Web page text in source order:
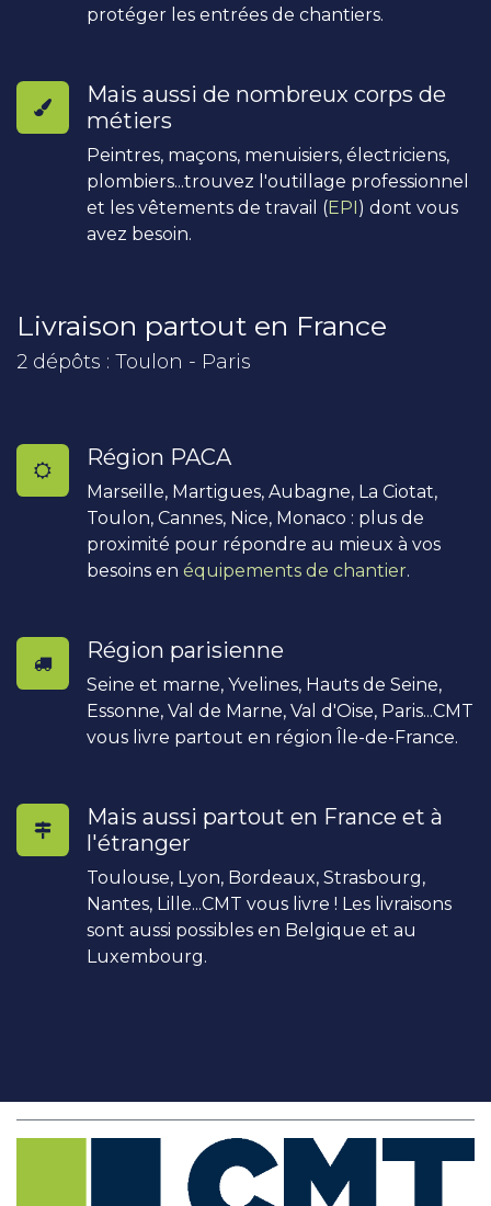
protéger les entrées de chantiers.
Mais aussi de nombreux corps de
métiers
Peintres, maçons, menuisiers, électriciens,
plombiers...trouvez l'outillage professionnel
et les vêtements de travail (EPI) dont vous
avez besoin.
Livraison partout en France
2 dépôts : Toulon - Paris
Région PACA
Marseille, Martigues, Aubagne, La Ciotat,
Toulon, Cannes, Nice, Monaco : plus de
proximité pour répondre au mieux à vos
besoins en équipements de chantier.
Région parisienne
Seine et marne, Yvelines, Hauts de Seine,
Essonne, Val de Marne, Val d'Oise, Paris...CMT
vous livre partout en région Île-de-France.
Mais aussi partout en France et à
l'étranger
Toulouse, Lyon, Bordeaux, Strasbourg,
Nantes, Lille...CMT vous livre ! Les livraisons
sont aussi possibles en Belgique et au
Luxembourg.